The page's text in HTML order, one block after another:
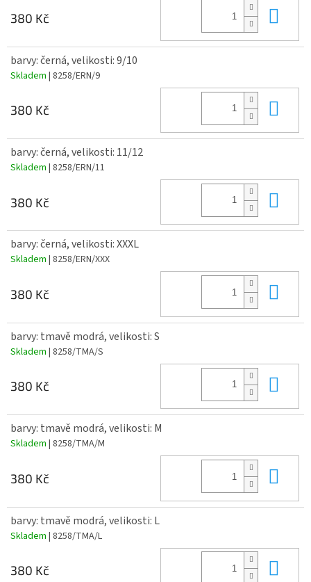
380 Kč
barvy: černá, velikosti: 9/10
Skladem | 8258/ERN/9
380 Kč
barvy: černá, velikosti: 11/12
Skladem | 8258/ERN/11
380 Kč
barvy: černá, velikosti: XXXL
Skladem | 8258/ERN/XXX
380 Kč
barvy: tmavě modrá, velikosti: S
Skladem | 8258/TMA/S
380 Kč
barvy: tmavě modrá, velikosti: M
Skladem | 8258/TMA/M
380 Kč
barvy: tmavě modrá, velikosti: L
Skladem | 8258/TMA/L
380 Kč